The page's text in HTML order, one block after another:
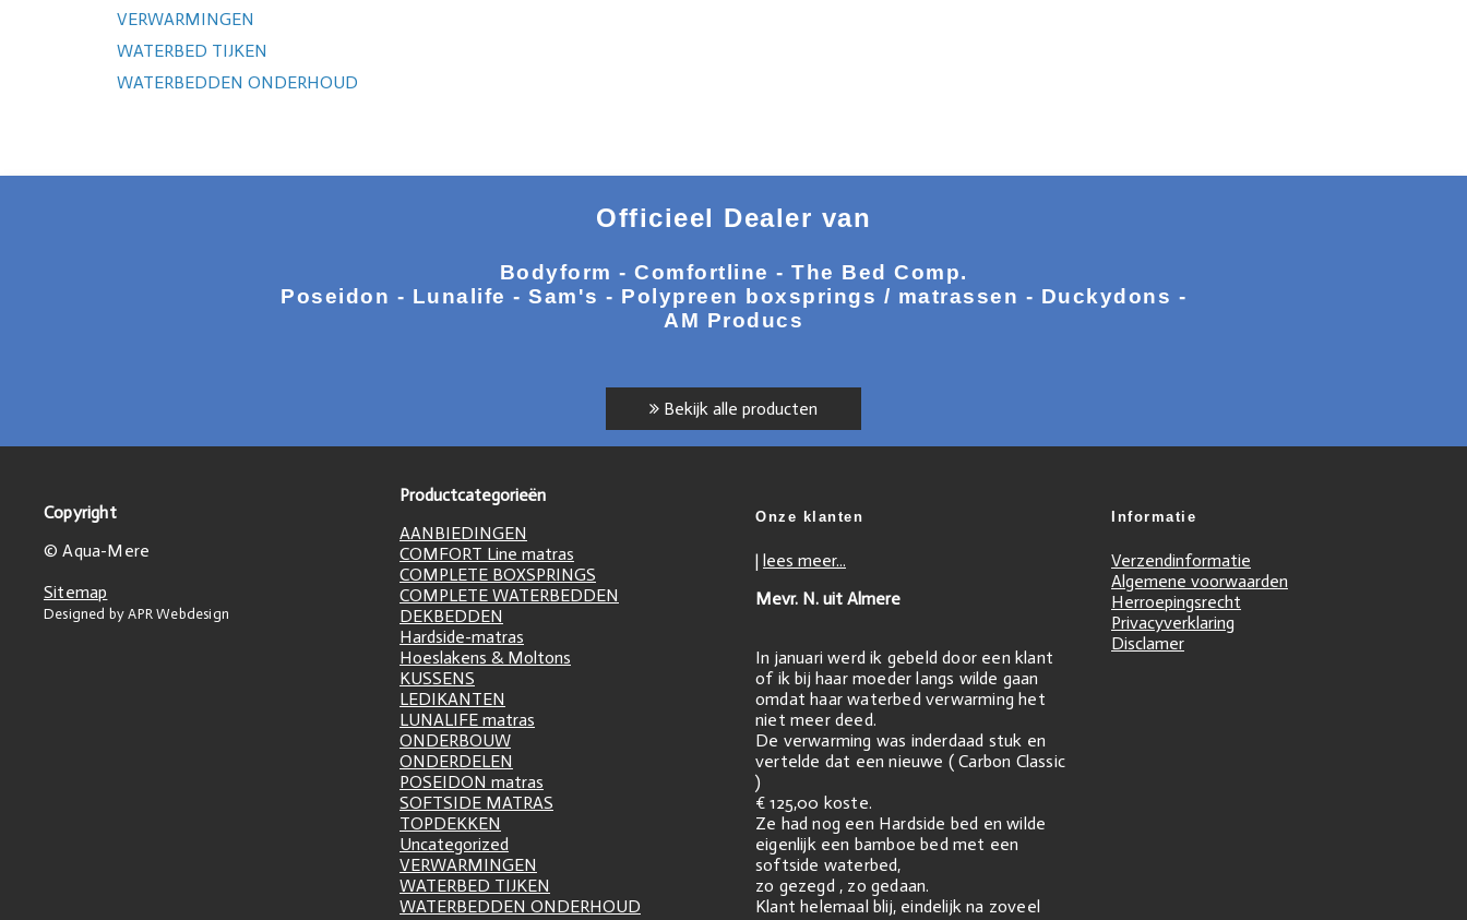
VERWARMINGEN
WATERBED TIJKEN
WATERBEDDEN ONDERHOUD
Officieel Dealer van
Bodyform - Comfortline - The Bed Comp.
Poseidon - Lunalife - Sam's - Polypreen boxsprings / matrassen - Duckydons -
AM Producs
Bekijk alle producten
Copyright
© Aqua-Mere
Sitemap
Designed by APR Webdesign
Productcategorieën
AANBIEDINGEN
COMFORT Line matras
COMPLETE BOXSPRINGS
COMPLETE WATERBEDDEN
DEKBEDDEN
Hardside-matras
Hoeslakens & Moltons
KUSSENS
LEDIKANTEN
LUNALIFE matras
ONDERBOUW
ONDERDELEN
POSEIDON matras
SOFTSIDE MATRAS
TOPDEKKEN
Uncategorized
VERWARMINGEN
WATERBED TIJKEN
WATERBEDDEN ONDERHOUD
Onze klanten
| lees meer...
Mevr. N. uit Almere
In januari werd ik gebeld door een klant
of ik bij haar moeder langs wilde gaan
omdat haar waterbed verwarming het
niet meer deed.
De verwarming was inderdaad stuk en
vertelde dat een nieuwe ( Carbon Classic
)
€ 125,00 koste.
Ze had nog een Hardside bed en wilde
eigenlijk een bamboe bed met een
softside waterbed,
zo gezegd , zo gedaan.
Klant helemaal blij, eindelijk na zoveel
Informatie
Verzendinformatie
Algemene voorwaarden
Herroepingsrecht
Privacyverklaring
Disclamer